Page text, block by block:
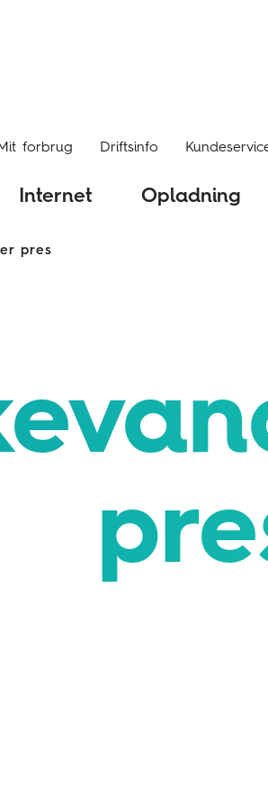
forbrug Driftsinfo
Internet Opladning
pres